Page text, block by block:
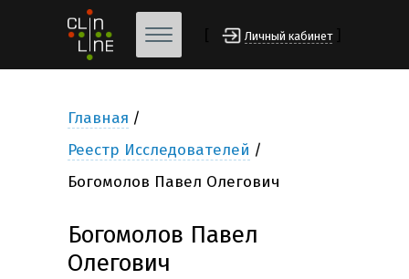
Личный кабинет
Главная
Реестр Исследователей
Богомолов Павел Олегович
Богомолов Павел
Олегович